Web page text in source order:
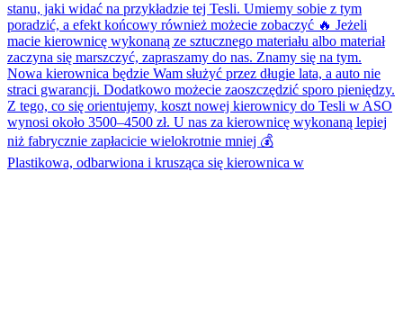
Plastikowa, odbarwiona i krusząca się kierownica w